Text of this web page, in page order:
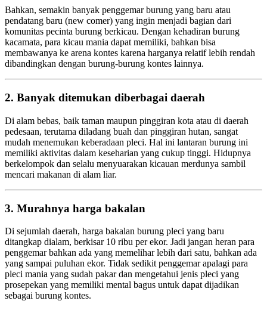
Bahkan, semakin banyak penggemar burung yang baru atau
pendatang baru (new comer) yang ingin menjadi bagian dari
komunitas pecinta burung berkicau. Dengan kehadiran burung
kacamata, para kicau mania dapat memiliki, bahkan bisa
membawanya ke arena kontes karena harganya relatif lebih rendah
dibandingkan dengan burung-burung kontes lainnya.
2. Banyak ditemukan diberbagai daerah
Di alam bebas, baik taman maupun pinggiran kota atau di daerah
pedesaan, terutama diladang buah dan pinggiran hutan, sangat
mudah menemukan keberadaan pleci. Hal ini lantaran burung ini
memiliki aktivitas dalam keseharian yang cukup tinggi. Hidupnya
berkelompok dan selalu menyuarakan kicauan merdunya sambil
mencari makanan di alam liar.
3. Murahnya harga bakalan
Di sejumlah daerah, harga bakalan burung pleci yang baru
ditangkap dialam, berkisar 10 ribu per ekor. Jadi jangan heran para
penggemar bahkan ada yang memelihar lebih dari satu, bahkan ada
yang sampai puluhan ekor. Tidak sedikit penggemar apalagi para
pleci mania yang sudah pakar dan mengetahui jenis pleci yang
prosepekan yang memiliki mental bagus untuk dapat dijadikan
sebagai burung kontes.